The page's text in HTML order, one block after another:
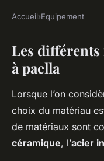
EQUIPEMENT
Poêle à
acier
Mathéo 26 avril 2025 •
Accueil›Equipement
Les
à paella
Lorsque l’on
choix du matériau
de matériaux sont
céramique, l’acier